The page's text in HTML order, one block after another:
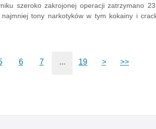
szeroko zakrojonej operacji zatrzymano
tony narkotyków w tym kokainy i
6 7 ... 19 > >>